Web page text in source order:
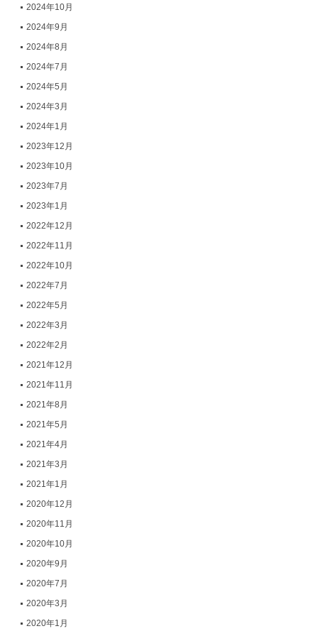
2024年10月
2024年9月
2024年8月
2024年7月
2024年5月
2024年3月
2024年1月
2023年12月
2023年10月
2023年7月
2023年1月
2022年12月
2022年11月
2022年10月
2022年7月
2022年5月
2022年3月
2022年2月
2021年12月
2021年11月
2021年8月
2021年5月
2021年4月
2021年3月
2021年1月
2020年12月
2020年11月
2020年10月
2020年9月
2020年7月
2020年3月
2020年1月